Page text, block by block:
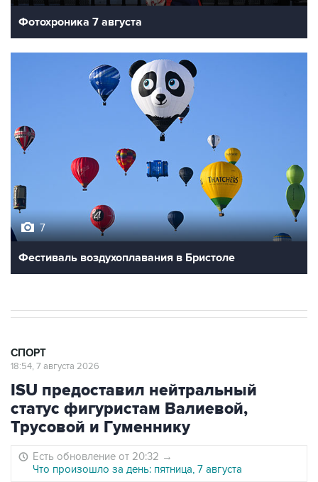
Фотохроника 7 августа
7
Фестиваль воздухоплавания в Бристоле
СПОРТ
18:54, 7 августа 2026
ISU предоставил нейтральный
статус фигуристам Валиевой,
Трусовой и Гуменнику
Есть обновление от 20:32 →
Что произошло за день: пятница, 7 августа